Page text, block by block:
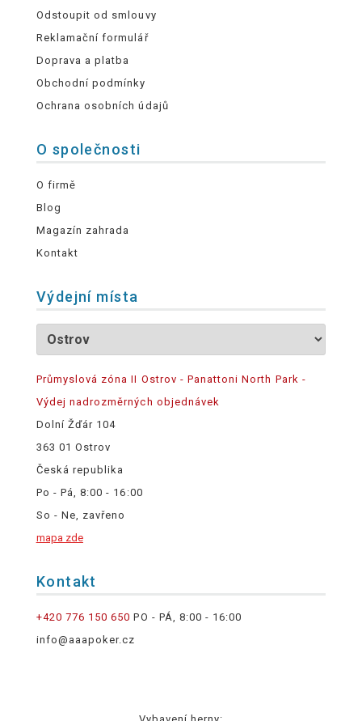
Odstoupit od smlouvy
Reklamační formulář
Doprava a platba
Obchodní podmínky
Ochrana osobních údajů
O společnosti
O firmě
Blog
Magazín zahrada
Kontakt
Výdejní místa
Průmyslová zóna II Ostrov - Panattoni North Park -
Výdej nadrozměrných objednávek
Dolní Žďár 104
363 01 Ostrov
Česká republika
Po - Pá, 8:00 - 16:00
So - Ne, zavřeno
mapa zde
Kontakt
+420 776 150 650 PO - PÁ, 8:00 - 16:00
info@aaapoker.cz